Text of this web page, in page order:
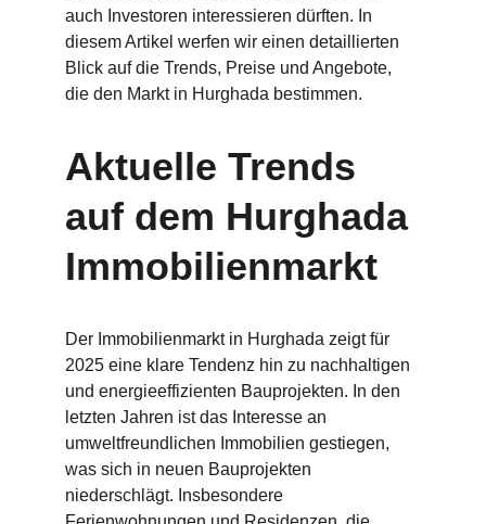
auch Investoren interessieren dürften. In
diesem Artikel werfen wir einen detaillierten
Blick auf die Trends, Preise und Angebote,
die den Markt in Hurghada bestimmen.
Aktuelle Trends
auf dem Hurghada
Immobilienmarkt
Der Immobilienmarkt in Hurghada zeigt für
2025 eine klare Tendenz hin zu nachhaltigen
und energieeffizienten Bauprojekten. In den
letzten Jahren ist das Interesse an
umweltfreundlichen Immobilien gestiegen,
was sich in neuen Bauprojekten
niederschlägt. Insbesondere